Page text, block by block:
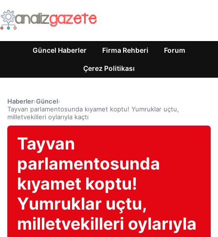
Güncel Haberler Firma Rehberi Forum
Çerez Politikası
Haberler›Güncel›
Tayvan parlamentosunda kıyamet koptu! Yumruklar uçtu,
milletvekilleri oylarıyla kaçtı
Tayvan
parlamentosunda
kıyamet koptu!
Yumruklar uçtu,
milletvekilleri oylarıyla